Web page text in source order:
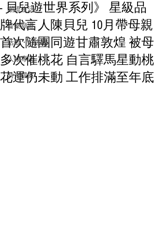
潮流生活
音樂頻道
活動・好去處
人物專訪
時光檔案
- 貝兒遊世界系列》 星級品
牌代言人陳貝兒 10月帶母親
首次隨團同遊甘肅敦煌 被母
多次催桃花 自言驛馬星動桃
花運仍未動 工作排滿至年底